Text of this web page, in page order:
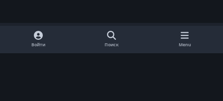
Обратная связь Cookie-файлы
Договор оферты
Войти Поиск Menu